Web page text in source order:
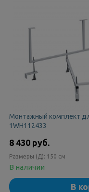
Монтажный комплект
1WH112433
8 430 руб.
Размеры (Д): 150 см
В наличии
В